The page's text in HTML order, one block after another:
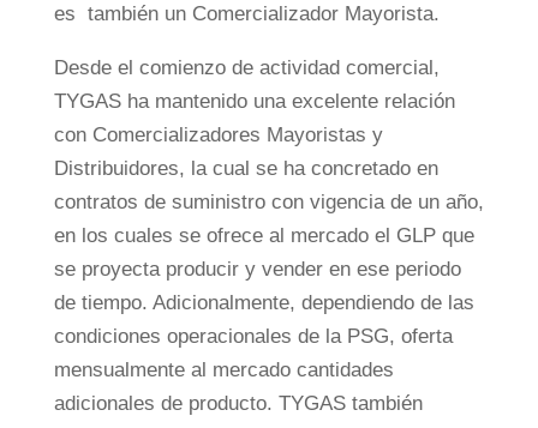
es también un Comercializador Mayorista.
Desde el comienzo de actividad comercial,
TYGAS ha mantenido una excelente relación
con Comercializadores Mayoristas y
Distribuidores, la cual se ha concretado en
contratos de suministro con vigencia de un año,
en los cuales se ofrece al mercado el GLP que
se proyecta producir y vender en ese periodo
de tiempo. Adicionalmente, dependiendo de las
condiciones operacionales de la PSG, oferta
mensualmente al mercado cantidades
adicionales de producto. TYGAS también